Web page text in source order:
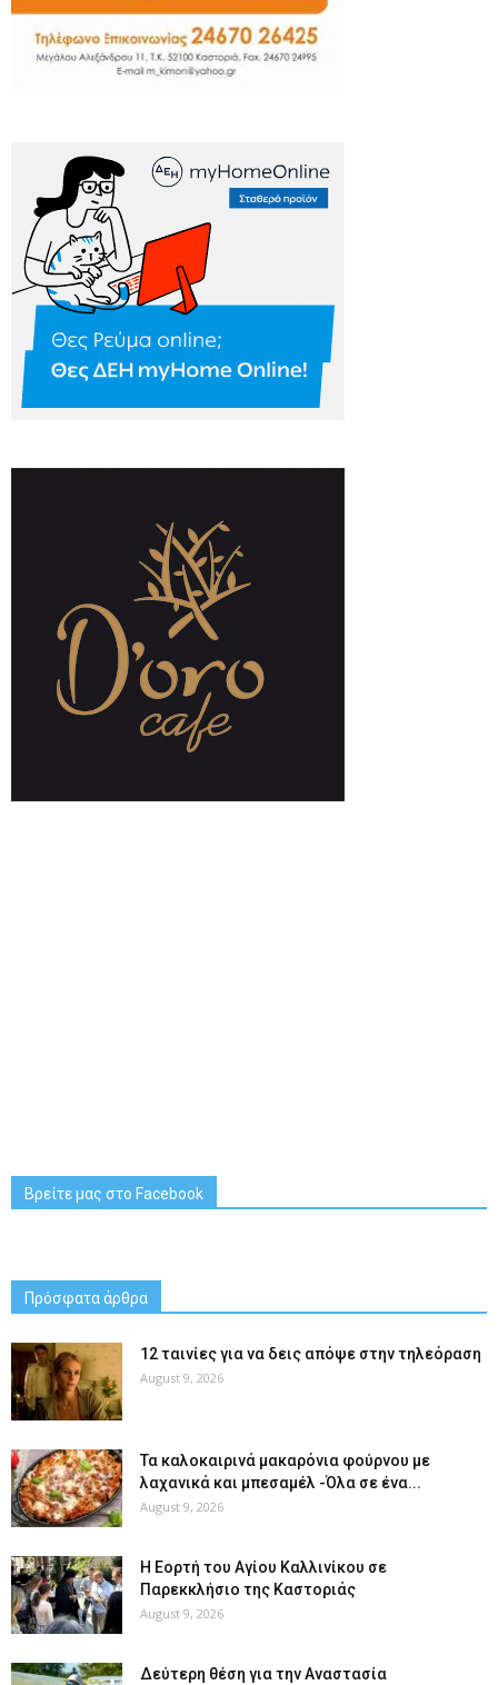
Βρείτε μας στο Facebook
Πρόσφατα άρθρα
12 ταινίες για να δεις απόψε στην τηλεόραση
August 9, 2026
Τα καλοκαιρινά μακαρόνια φούρνου με
λαχανικά και μπεσαμέλ -Όλα σε ένα...
August 9, 2026
H Εορτή του Αγίου Καλλινίκου σε
Παρεκκλήσιο της Καστοριάς
August 9, 2026
Δεύτερη θέση για την Αναστασία